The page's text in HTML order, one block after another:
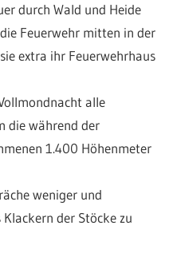
durch Wald und Heide
Feuerwehr mitten in der
extra ihr Feuerwehrhaus
alle
die während der
1.400 Höhenmeter
weniger und
der Stöcke zu